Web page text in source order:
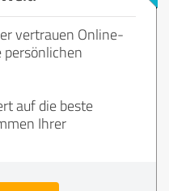
vertrauen Online-
auf die beste
Ihrer